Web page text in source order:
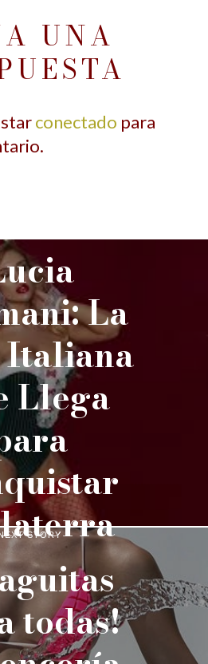
UNA
conectado para
La
Italiana
Llega
STORY
todas!